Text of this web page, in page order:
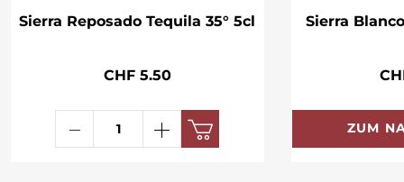
Sierra Reposado Tequila 35° 5cl
CHF 5.50
Sierra
ZUM